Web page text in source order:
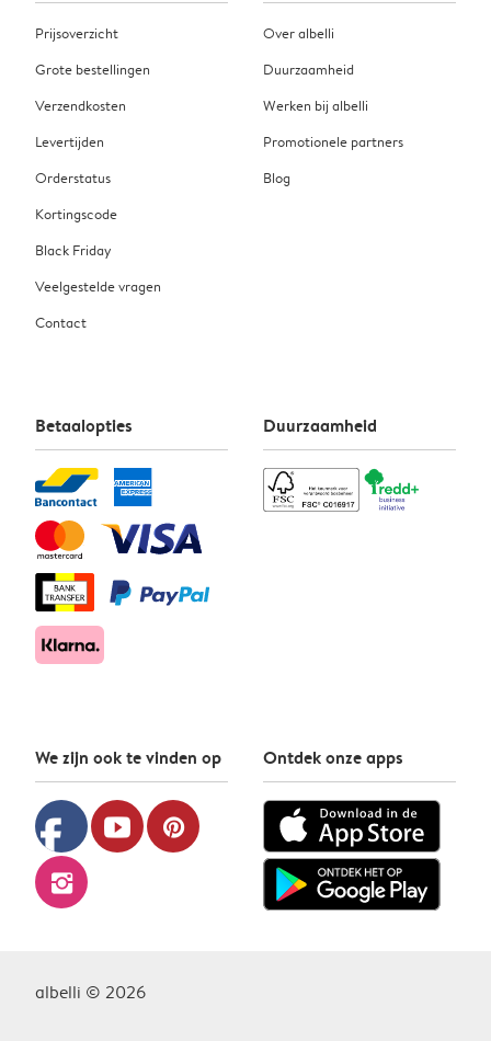
Prijsoverzicht
Grote bestellingen
Verzendkosten
Levertijden
Orderstatus
Kortingscode
Black Friday
Veelgestelde vragen
Contact
Over albelli
Duurzaamheid
Werken bij albelli
Promotionele partners
Blog
Betaalopties Duurzaamheid
We zijn ook te vinden op
facebook youtube pinterest
instagram
Ontdek onze apps
albelli © 2026